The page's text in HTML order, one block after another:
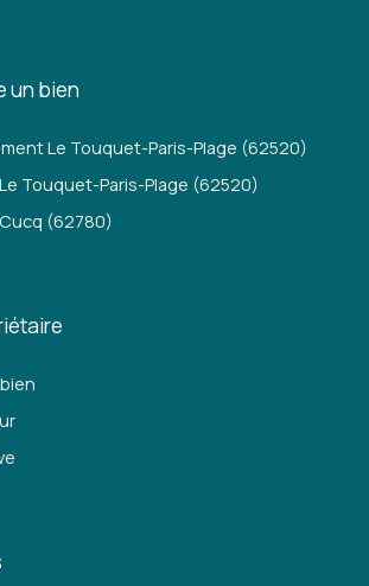
un bien
Le Touquet-Paris-Plage (62520)
Touquet-Paris-Plage (62520)
(62780)